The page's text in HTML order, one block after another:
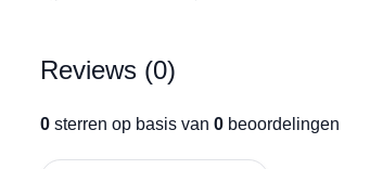
Reviews (0)
0 sterren op basis van 0 beoordelingen